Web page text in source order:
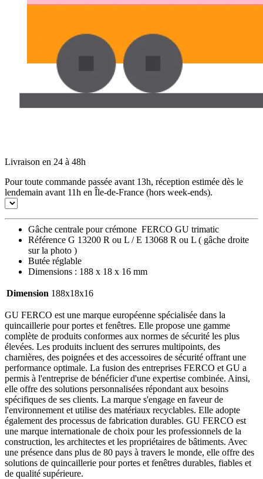
Livraison en 24 à 48h
Pour toute commande passée avant 13h, réception estimée dès le
lendemain avant 11h en Île-de-France (hors week-ends).
Gâche centrale pour crémone FERCO GU trimatic
Référence G 13200 R ou L / E 13068 R ou L ( gâche droite
sur la photo )
Butée réglable
Dimensions : 188 x 18 x 16 mm
Dimension 188x18x16
GU FERCO est une marque européenne spécialisée dans la
quincaillerie pour portes et fenêtres. Elle propose une gamme
complète de produits conformes aux normes de sécurité les plus
élevées. Les produits incluent des serrures multipoints, des
charnières, des poignées et des accessoires de sécurité offrant une
performance optimale. La fusion des entreprises FERCO et GU a
permis à l'entreprise de bénéficier d'une expertise combinée. Ainsi,
elle offre des solutions personnalisées répondant aux besoins
spécifiques de ses clients. La marque s'engage en faveur de
l'environnement et utilise des matériaux recyclables. Elle adopte
également des processus de fabrication durables. GU FERCO est
une marque internationale de choix pour les professionnels de la
construction, les architectes et les propriétaires de bâtiments. Avec
une présence dans plus de 80 pays à travers le monde, elle offre des
solutions de quincaillerie pour portes et fenêtres durables, fiables et
de qualité supérieure.